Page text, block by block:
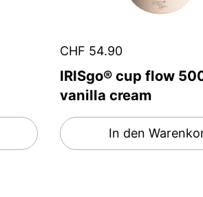
CHF 54.90
IRISgo® cup flow
vanilla cream
In den